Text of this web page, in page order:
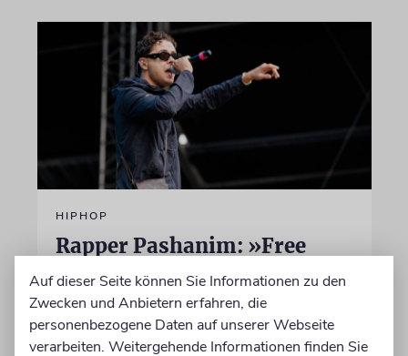
HIPHOP
Rapper Pashanim: »Free
Palestine« als
Verkaufsschlager
Auf seinem neuen Album »Lounge Musik«
rappt der Berliner Musiker Pashanim
Auf dieser Seite können Sie Informationen zu den
Zwecken und Anbietern erfahren, die
personenbezogene Daten auf unserer Webseite
verarbeiten. Weitergehende Informationen finden Sie